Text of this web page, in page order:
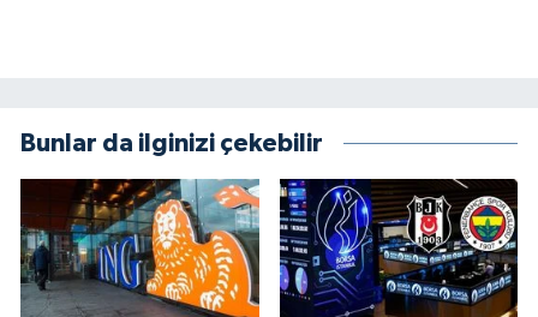
Bunlar da ilginizi çekebilir